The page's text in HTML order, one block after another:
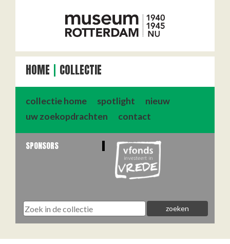
HOME COLLECTIE
collectie home spotlight
nieuw
uw zoekopdrachten
contact
SPONSORS